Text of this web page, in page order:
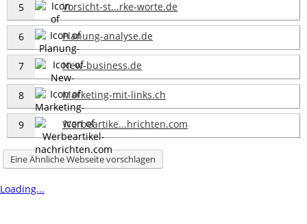
5 Vorsicht-st...rke-worte.de
6 Planung-analyse.de
7 New-business.de
8 Marketing-mit-links.ch
9 Werbeartike...hrichten.com
Eine Ähnliche Webseite vorschlagen
Loading...